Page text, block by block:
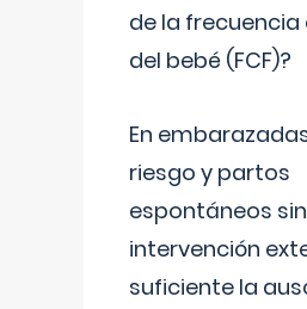
de la
del bebé (FCF)?
En
riesgo y partos
espontáneos sin
intervención
suficiente la